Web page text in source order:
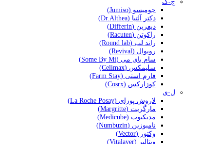
ج-گ
جومیسو (Jumiso)
دکتر آلتیا (Dr.Althea)
دیفرین (Differin)
راکوتن (Racuten)
راند لب (Round lab)
رویوال (Revival)
سام بای می (Some By Mi)
سلیمکس (Celimax)
فارم استی (Farm Stay)
کوزارکس (Cosrx)
ل-ی
لاروش پوزای (La Roche Posay)
مارگریت (Margritte)
مدیکیوب (Medicube)
نامبوزین (Numbuzin)
وکتور (Vector)
ویتالیر (Vitalayer)